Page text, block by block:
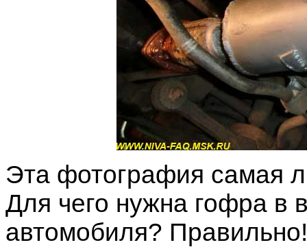
Эта фотография самая
Для чего нужна гофра в
автомобиля?